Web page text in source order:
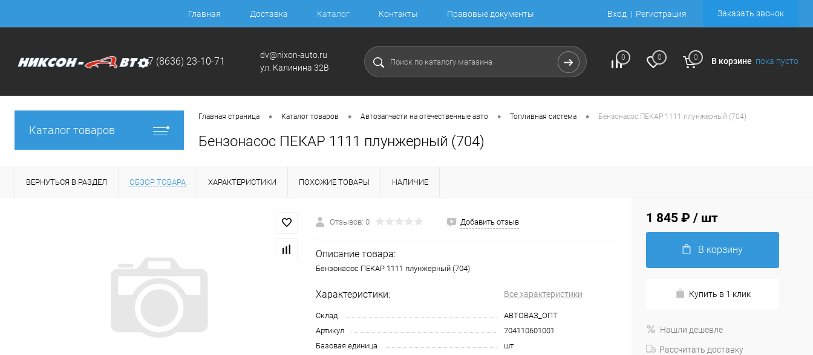
Главная Доставка Каталог Контакты Правовые документы Вход Регистрация Заказать звонок
+7 (8636) 23-10-71
dv@nixon-auto.ru
ул. Калинина 32В
0 0 0 В корзине пока пусто
Каталог товаров
Главная страница • Каталог товаров • Автозапчасти на отечественные авто • Топливная система • Бензонасос ПЕКАР 1111 плунжерный (704)
Бензонасос ПЕКАР 1111 плунжерный (704)
ВЕРНУТЬСЯ В РАЗДЕЛ ОБЗОР ТОВАРА ХАРАКТЕРИСТИКИ ПОХОЖИЕ ТОВАРЫ НАЛИЧИЕ
Отзывов: 0 Добавить отзыв
Описание товара:
Бензонасос ПЕКАР 1111 плунжерный (704)
Характеристики: Все характеристики
Склад
АВТОВАЗ_ОПТ
Артикул
704110601001
Базовая единица
шт
1 845 ₽ / шт
В корзину
Купить в 1 клик
Нашли дешевле
Рассчитать доставку